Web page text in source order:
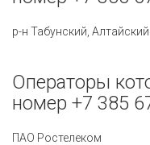
р-н Табунский,
Операторы
номер +7 385
ПАО Ростелеком